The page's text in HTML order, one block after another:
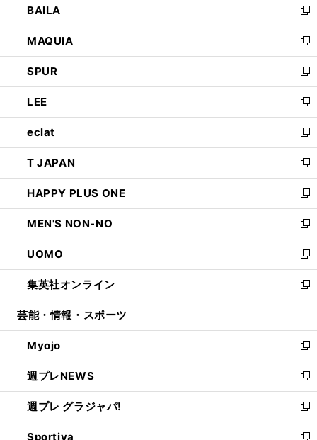
く
ィ
ン
ド
ウ
で
開
く
い
ウ
ィ
ン
ド
ウ
で
開
く
BAILA
新
し
い
ウ
ィ
ン
ド
ウ
で
開
く
MAQUIA
新
し
い
ウ
ィ
ン
ド
ウ
で
開
く
SPUR
新
し
い
ウ
ィ
ン
ド
ウ
で
開
く
LEE
新
し
い
ウ
ィ
ン
ド
ウ
で
開
く
eclat
新
し
い
ウ
ィ
ン
ド
ウ
で
開
く
T JAPAN
新
し
い
ウ
ィ
ン
ド
ウ
で
開
HAPPY PLUS ONE
新
し
い
ウ
ィ
ン
ド
ウ
開
く
MEN'S NON-NO
新
し
い
ウ
ィ
ン
ウ
で
開
く
UOMO
新
し
い
ウ
ン
ド
ウ
で
開
く
集英社オンライン
新
し
ウ
ィ
ン
ド
ウ
で
開
く
芸能・情報・スポーツ
Myojo
新
し
い
ウ
ィ
ン
週プレNEWS
新
し
い
ウ
週プレ グラジャパ!
新
し
Sportiva